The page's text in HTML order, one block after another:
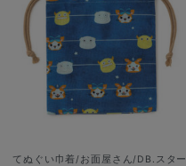
てぬぐい巾着/お面屋さん/DB.スター